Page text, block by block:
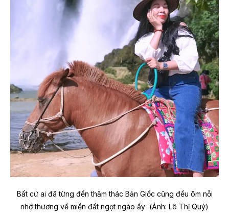
Bất cứ ai đã từng đến thăm thác Bản Giốc cũng đều ôm nỗi
nhớ thương về miền đất ngọt ngào ấy (Ảnh: Lê Thị Quý)